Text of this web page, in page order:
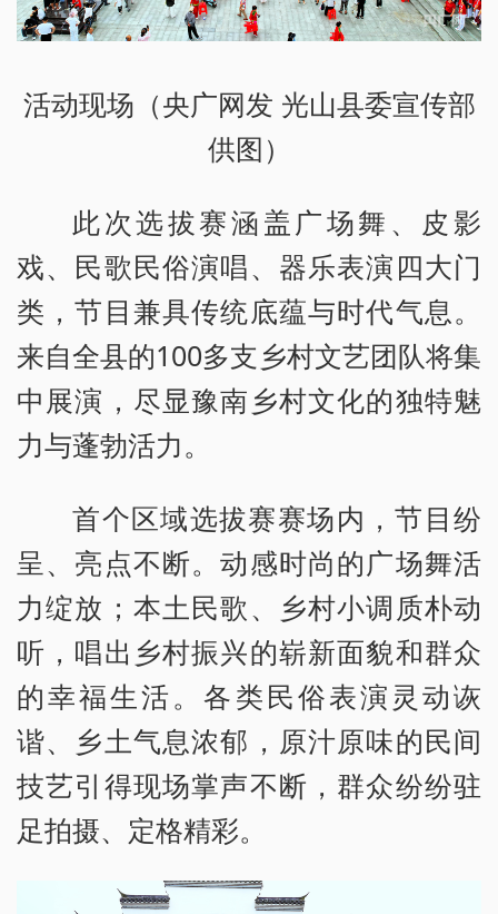
活动现场（央广网发 光山县委宣传部
供图）
此次选拔赛涵盖广场舞、皮影
戏、民歌民俗演唱、器乐表演四大门
类，节目兼具传统底蕴与时代气息。
来自全县的100多支乡村文艺团队将集
中展演，尽显豫南乡村文化的独特魅
力与蓬勃活力。
首个区域选拔赛赛场内，节目纷
呈、亮点不断。动感时尚的广场舞活
力绽放；本土民歌、乡村小调质朴动
听，唱出乡村振兴的崭新面貌和群众
的幸福生活。各类民俗表演灵动诙
谐、乡土气息浓郁，原汁原味的民间
技艺引得现场掌声不断，群众纷纷驻
足拍摄、定格精彩。